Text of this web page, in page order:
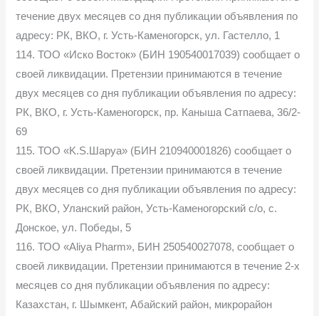
течение двух месяцев со дня публикации объявления по
адресу: РК, ВКО, г. Усть-Каменогорск, ул. Гастелло, 1
114. ТОО «Иско Восток» (БИН 190540017039) сообщает о
своей ликвидации. Претензии принимаются в течение
двух месяцев со дня публикации объявления по адресу:
РК, ВКО, г. Усть-Каменогорск, пр. Каныша Сатпаева, 36/2-
69
115. ТОО «K.S.Шаруа» (БИН 210940001826) сообщает о
своей ликвидации. Претензии принимаются в течение
двух месяцев со дня публикации объявления по адресу:
РК, ВКО, Уланский район, Усть-Каменогорский с/о, с.
Донское, ул. Победы, 5
116. ТОО «Aliya Pharm», БИН 250540027078, сообщает о
своей ликвидации. Претензии принимаются в течение 2-х
месяцев со дня публикации объявления по адресу:
Казахстан, г. Шымкент, Абайский район, микрорайон